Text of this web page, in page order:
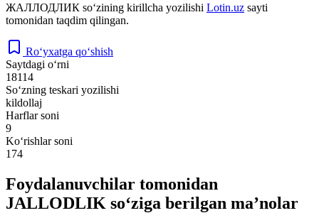
ЖАЛЛОДЛИК so‘zining kirillcha yozilishi Lotin.uz sayti
tomonidan taqdim qilingan.
Ro‘yxatga qo‘shish
Saytdagi o‘rni
18114
So‘zning teskari yozilishi
kildollaj
Harflar soni
9
Ko‘rishlar soni
174
Foydalanuvchilar tomonidan
JALLODLIK so‘ziga berilgan ma’nolar